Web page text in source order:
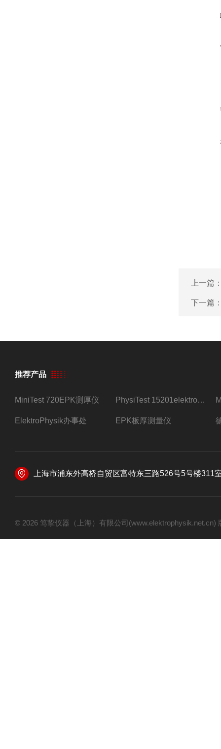
上一篇
下一篇
推荐产品
MiniTest 720EPK测厚仪 PhysiTest 15201elektrophysik测厚仪
ElektroPhysik办事处 EPK板厚测量仪
上海市浦东外高桥自贸区富特东三路526号5号楼311
© 2026 笃挚仪器（上海）有限公司